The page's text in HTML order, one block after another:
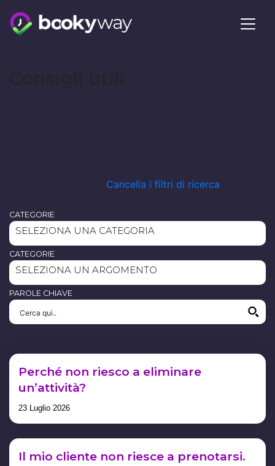
content
Cancella i filtri di ricerca
CATEGORIE
SELEZIONA UNA CATEGORIA
CATEGORIE
SELEZIONA UN ARGOMENTO
PAROLE CHIAVE
Perché non riesco a eliminare
un’attività?
23 Luglio 2026
Il mio cliente non riesce a prenotarsi.